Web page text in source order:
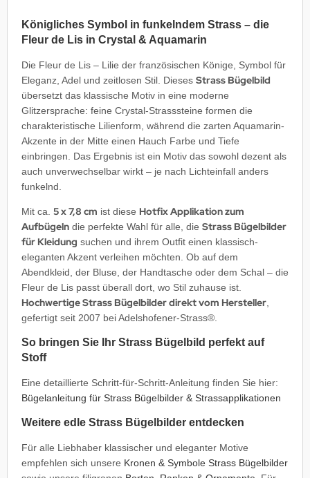
Königliches Symbol in funkelndem Strass – die
Fleur de Lis in Crystal & Aquamarin
Die Fleur de Lis – Lilie der französischen Könige, Symbol für
Eleganz, Adel und zeitlosen Stil. Dieses Strass Bügelbild
übersetzt das klassische Motiv in eine moderne
Glitzersprache: feine Crystal-Strasssteine formen die
charakteristische Lilienform, während die zarten Aquamarin-
Akzente in der Mitte einen Hauch Farbe und Tiefe
einbringen. Das Ergebnis ist ein Motiv das sowohl dezent als
auch unverwechselbar wirkt – je nach Lichteinfall anders
funkelnd.
Mit ca. 5 x 7,8 cm ist diese Hotfix Applikation zum
Aufbügeln die perfekte Wahl für alle, die Strass Bügelbilder
für Kleidung suchen und ihrem Outfit einen klassisch-
eleganten Akzent verleihen möchten. Ob auf dem
Abendkleid, der Bluse, der Handtasche oder dem Schal – die
Fleur de Lis passt überall dort, wo Stil zuhause ist.
Hochwertige Strass Bügelbilder direkt vom Hersteller
gefertigt seit 2007 bei Adelshofener-Strass®.
So bringen Sie Ihr Strass Bügelbild perfekt auf
Stoff
Eine detaillierte Schritt-für-Schritt-Anleitung finden Sie hier:
Bügelanleitung für Strass Bügelbilder & Strassapplikationen
Weitere edle Strass Bügelbilder entdecken
Für alle Liebhaber klassischer und eleganter Motive
empfehlen sich unsere Kronen & Symbole Strass Bügelbilder